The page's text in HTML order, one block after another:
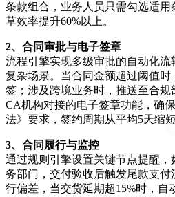
条款组合，业务人员只需勾选适
草效率提升60%以上。
2、合同审批与电子签章
流程引擎实现多级审批的自动化
复杂场景。当合同金额超过阈值
签；涉及跨境业务时，推送至合
CA机构对接的电子签章功能，确
法》要求，签约周期从平均5天缩短
3、合同履行与监控
通过规则引擎设置关键节点提醒
务部门，交付验收后触发尾款支
行偏差，当交货延期超15%时，自